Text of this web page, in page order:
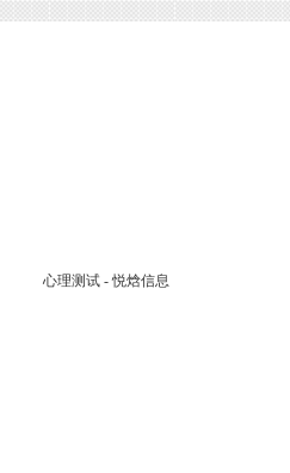
心理测试 - 悦焓信息